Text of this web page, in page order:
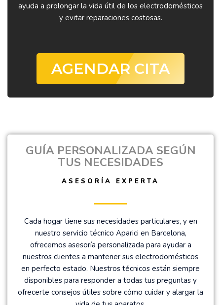
ayuda a prolongar la vida útil de los electrodomésticos
y evitar reparaciones costosas.
AGENDAR CITA
GUÍA PERSONALIZADA SEGÚN
TUS NECESIDADES
ASESORÍA EXPERTA
Cada hogar tiene sus necesidades particulares, y en
nuestro servicio técnico Aparici en Barcelona,
ofrecemos asesoría personalizada para ayudar a
nuestros clientes a mantener sus electrodomésticos
en perfecto estado. Nuestros técnicos están siempre
disponibles para responder a todas tus preguntas y
ofrecerte consejos útiles sobre cómo cuidar y alargar la